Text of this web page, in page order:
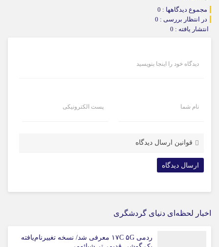
مجموع دیدگاهها : 0
در انتظار بررسی : 0
انتشار یافته : 0
دیدگاه خود را اینجا بنویسید
نام شما پست الکترونیکی
قوانین ارسال دیدگاه
اخبار لحظه‌ای دنیای گردشگری
ردمی ۱۷C ۵G معرفی شد/ نسخه تغییرنام‌یافته